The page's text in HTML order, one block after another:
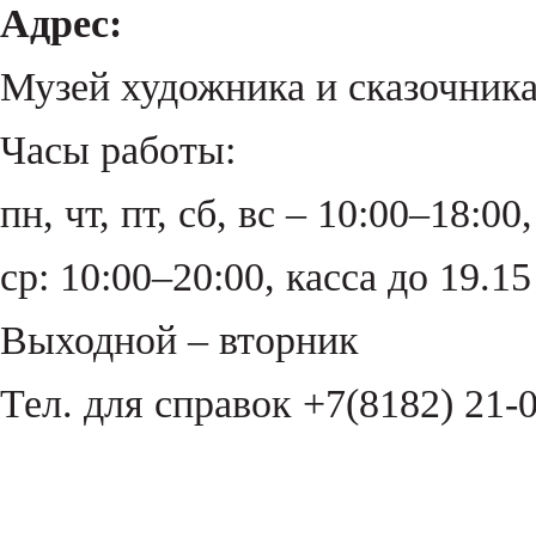
Адрес:
Музей художника и
Часы работы:
пн, чт, пт, сб, вс –
ср: 10:00–20:00, касса до 19.15
Выходной – вторник
Тел. для справок +7(8182) 21-